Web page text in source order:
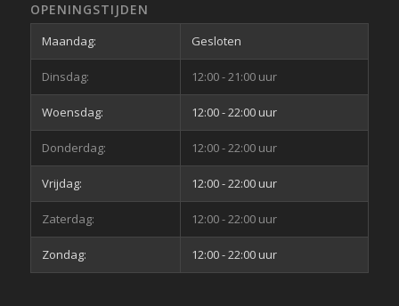
OPENINGSTIJDEN
Maandag: Gesloten
Dinsdag: 12:00 - 21:00 uur
Woensdag: 12:00 - 22:00 uur
Donderdag: 12:00 - 22:00 uur
Vrijdag: 12:00 - 22:00 uur
Zaterdag: 12:00 - 22:00 uur
Zondag: 12:00 - 22:00 uur